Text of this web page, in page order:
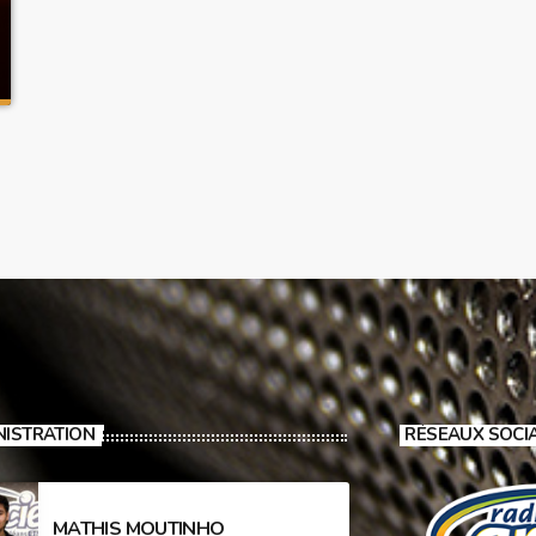
MATHIS MOUTINHO
RÉSEAUX